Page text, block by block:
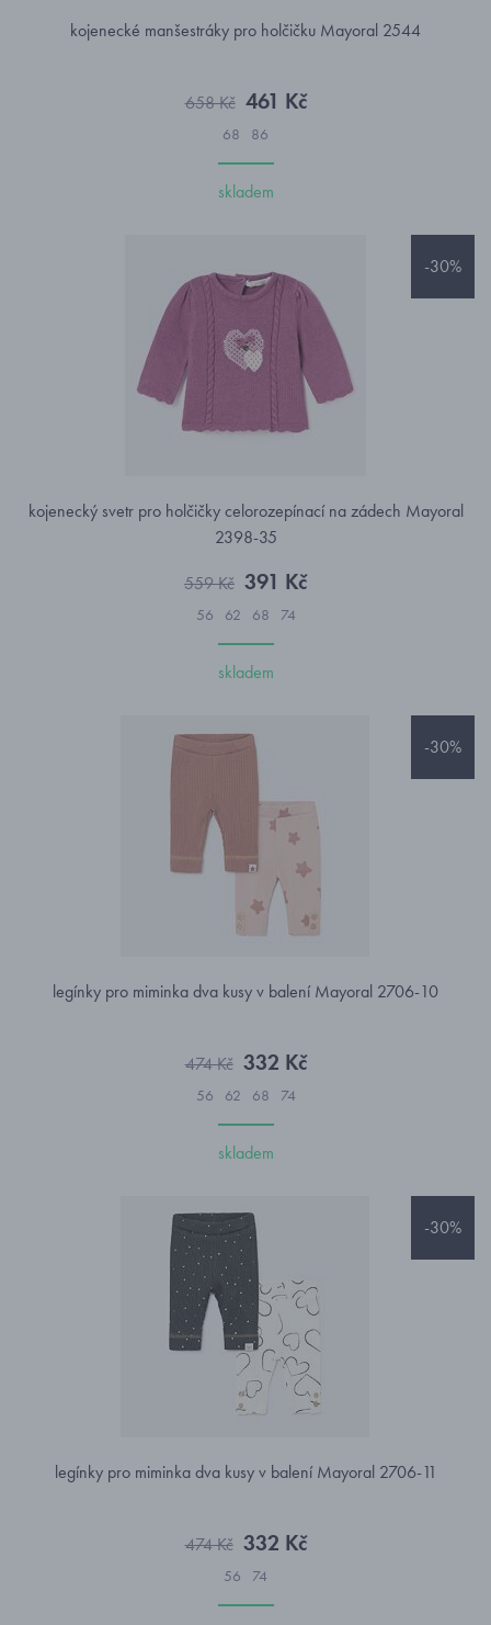
kojenecké manšestráky pro holčičku Mayoral 2544
658 Kč 461 Kč
68 86
skladem
-30%
kojenecký svetr pro holčičky celorozepínací na zádech Mayoral
2398-35
559 Kč 391 Kč
56 62 68 74
skladem
-30%
legínky pro miminka dva kusy v balení Mayoral 2706-10
474 Kč 332 Kč
56 62 68 74
skladem
-30%
legínky pro miminka dva kusy v balení Mayoral 2706-11
474 Kč 332 Kč
56 74